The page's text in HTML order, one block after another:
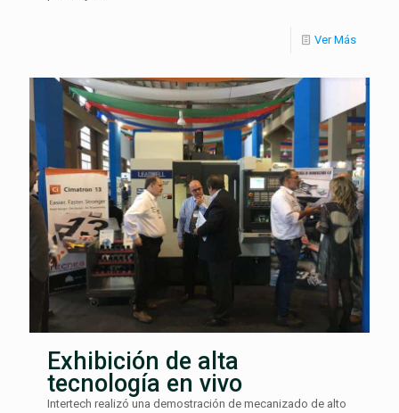
Ver Más
Exhibición de alta
tecnología en vivo
Intertech realizó una demostración de mecanizado de alto